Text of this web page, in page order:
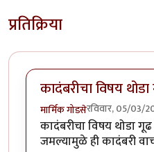
प्रतिक्रिया
कादंबरीचा विषय
मार्मिक गोडसेरविवार, 05/03/
कादंबरीचा विषय थोडा
जमल्यामुळे ही कादंबरी